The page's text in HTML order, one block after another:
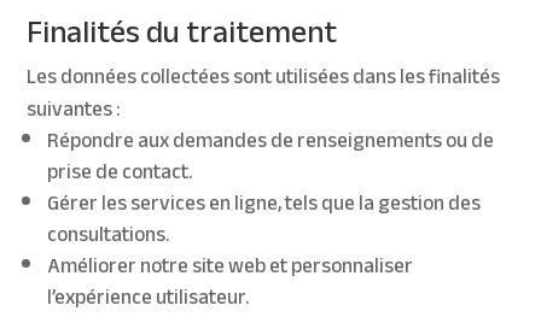
Finalités du traitement
Les données collectées sont utilisées dans les finalités
suivantes :
Répondre aux demandes de renseignements ou de
prise de contact.
Gérer les services en ligne, tels que la gestion des
consultations.
Améliorer notre site web et personnaliser
l’expérience utilisateur.